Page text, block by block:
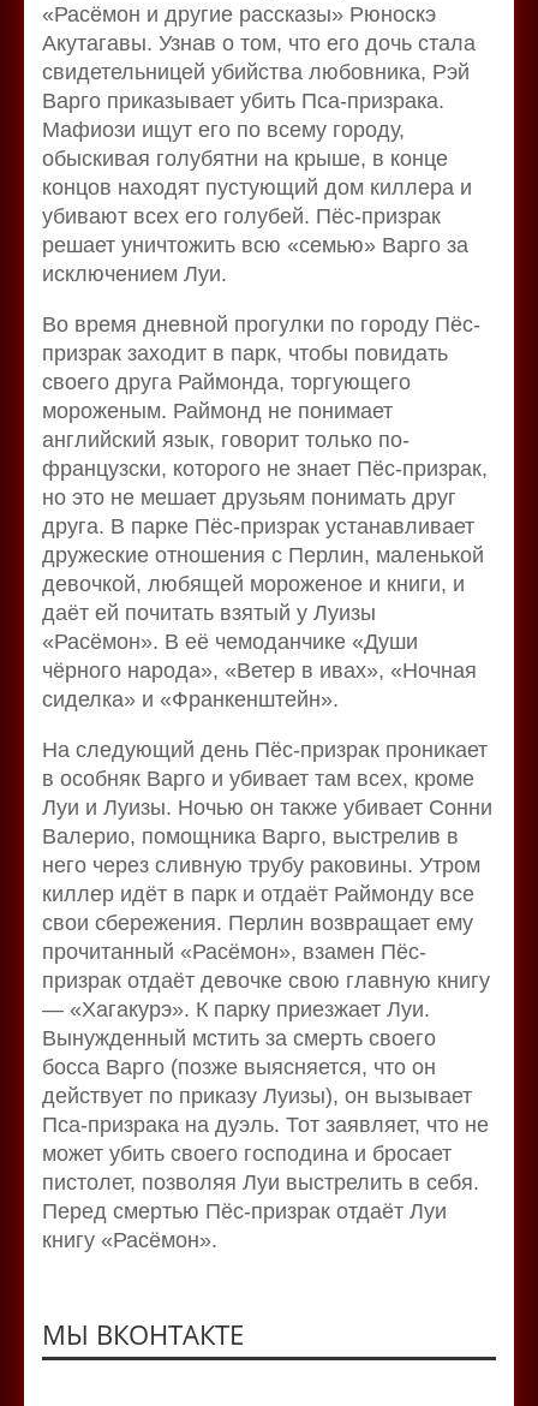
«Расёмон и другие рассказы» Рюноскэ
Акутагавы. Узнав о том, что его дочь стала
свидетельницей убийства любовника, Рэй
Варго приказывает убить Пса-призрака.
Мафиози ищут его по всему городу,
обыскивая голубятни на крыше, в конце
концов находят пустующий дом киллера и
убивают всех его голубей. Пёс-призрак
решает уничтожить всю «семью» Варго за
исключением Луи.
Во время дневной прогулки по городу Пёс-
призрак заходит в парк, чтобы повидать
своего друга Раймонда, торгующего
мороженым. Раймонд не понимает
английский язык, говорит только по-
французски, которого не знает Пёс-призрак,
но это не мешает друзьям понимать друг
друга. В парке Пёс-призрак устанавливает
дружеские отношения с Перлин, маленькой
девочкой, любящей мороженое и книги, и
даёт ей почитать взятый у Луизы
«Расёмон». В её чемоданчике «Души
чёрного народа», «Ветер в ивах», «Ночная
сиделка» и «Франкенштейн».
На следующий день Пёс-призрак проникает
в особняк Варго и убивает там всех, кроме
Луи и Луизы. Ночью он также убивает Сонни
Валерио, помощника Варго, выстрелив в
него через сливную трубу раковины. Утром
киллер идёт в парк и отдаёт Раймонду все
свои сбережения. Перлин возвращает ему
прочитанный «Расёмон», взамен Пёс-
призрак отдаёт девочке свою главную книгу
— «Хагакурэ». К парку приезжает Луи.
Вынужденный мстить за смерть своего
босса Варго (позже выясняется, что он
действует по приказу Луизы), он вызывает
Пса-призрака на дуэль. Тот заявляет, что не
может убить своего господина и бросает
пистолет, позволяя Луи выстрелить в себя.
Перед смертью Пёс-призрак отдаёт Луи
книгу «Расёмон».
МЫ ВКОНТАКТЕ